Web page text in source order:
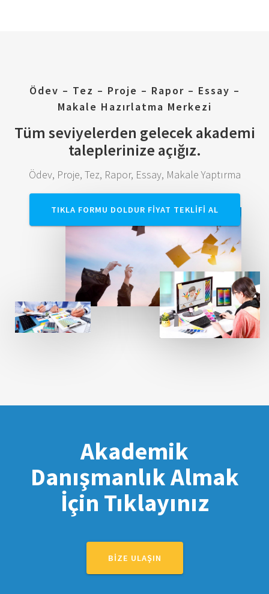
Ödev – Tez – Proje – Rapor – Essay –
Makale Hazırlatma Merkezi
Tüm seviyelerden gelecek akademi
taleplerinize açığız.
Ödev, Proje, Tez, Rapor, Essay, Makale Yaptırma
TIKLA FORMU DOLDUR FIYAT TEKLIFI AL
Akademik
Danışmanlık Almak
İçin Tıklayınız
BIZE ULAŞIN